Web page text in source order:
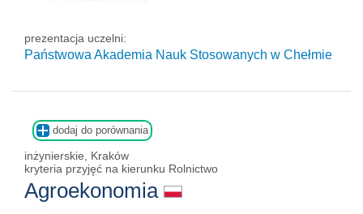
prezentacja uczelni:
Państwowa Akademia Nauk Stosowanych w Chełmie
dodaj do porównania
inżynierskie, Kraków
kryteria przyjęć na kierunku Rolnictwo
Agroekonomia